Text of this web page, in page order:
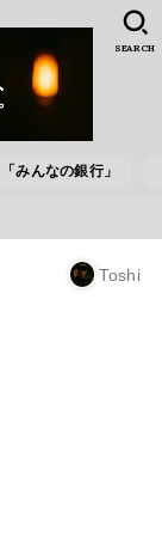
「みんなの銀行」
SEARCH
Toshi